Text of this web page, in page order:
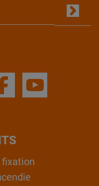
fixation